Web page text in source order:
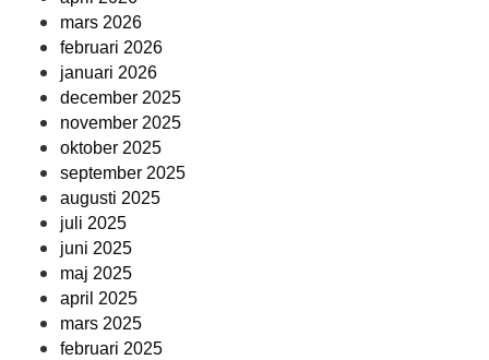
mars 2026
februari 2026
januari 2026
december 2025
november 2025
oktober 2025
september 2025
augusti 2025
juli 2025
juni 2025
maj 2025
april 2025
mars 2025
februari 2025